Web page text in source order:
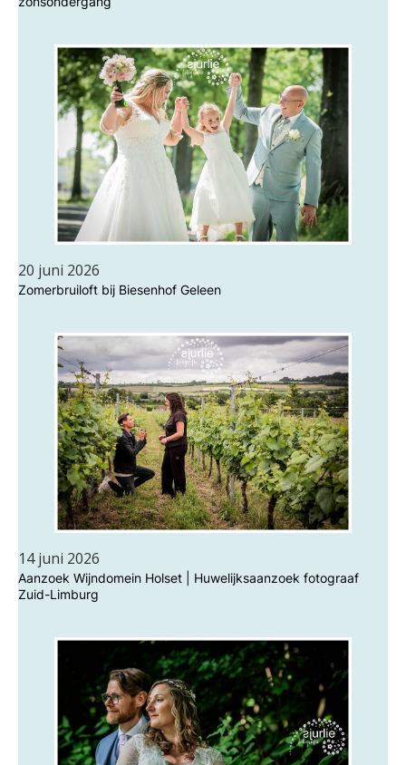
20 juni 2026
Zomerbruiloft bij Biesenhof Geleen
14 juni 2026
Aanzoek Wijndomein Holset | Huwelijksaanzoek fotograaf
Zuid-Limburg